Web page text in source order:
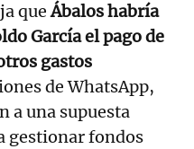
queÁbalos habría
García el pago de
gastos
de WhatsApp,
a una supuesta
gestionar fondos